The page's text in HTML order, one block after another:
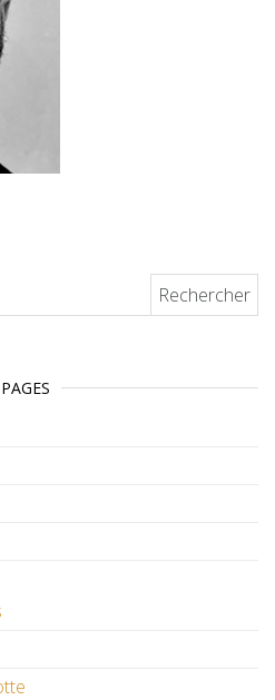
PAGES